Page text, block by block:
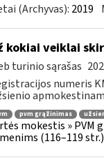
(Archyvas): 2019
kokiai veiklai
turinio sąrašas
numeris
pvm grąžinimas
mokestis » PVM
(116–119 str.)